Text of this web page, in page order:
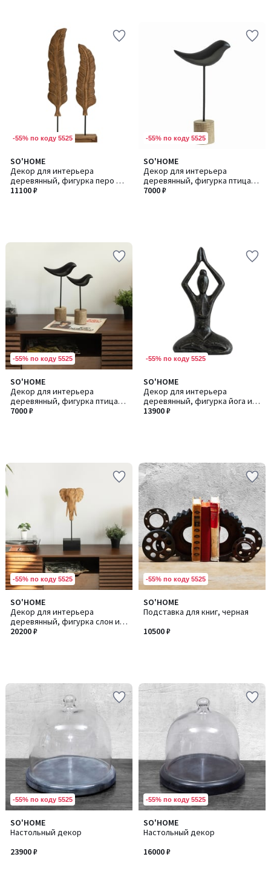
-55% по коду 5525
SO'HOME
Декор для интерьера
деревянный, фигурка перо из
манго
11100 ₽
-55% по коду 5525
SO'HOME
Декор для интерьера
деревянный, фигурка птица
из манго
7000 ₽
-55% по коду 5525
SO'HOME
Декор для интерьера
деревянный, фигурка птица
из манго
7000 ₽
-55% по коду 5525
SO'HOME
Декор для интерьера
деревянный, фигурка йога из
манго
13900 ₽
-55% по коду 5525
SO'HOME
Декор для интерьера
деревянный, фигурка слон из
манго
20200 ₽
-55% по коду 5525
SO'HOME
Подставка для книг, черная
10500 ₽
-55% по коду 5525
SO'HOME
Настольный декор
23900 ₽
-55% по коду 5525
SO'HOME
Настольный декор
16000 ₽